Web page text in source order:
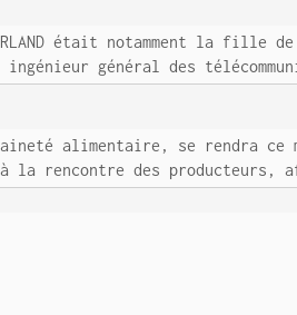
était notamment la fille de
général des
alimentaire, se rendra ce
rencontre des producteurs,